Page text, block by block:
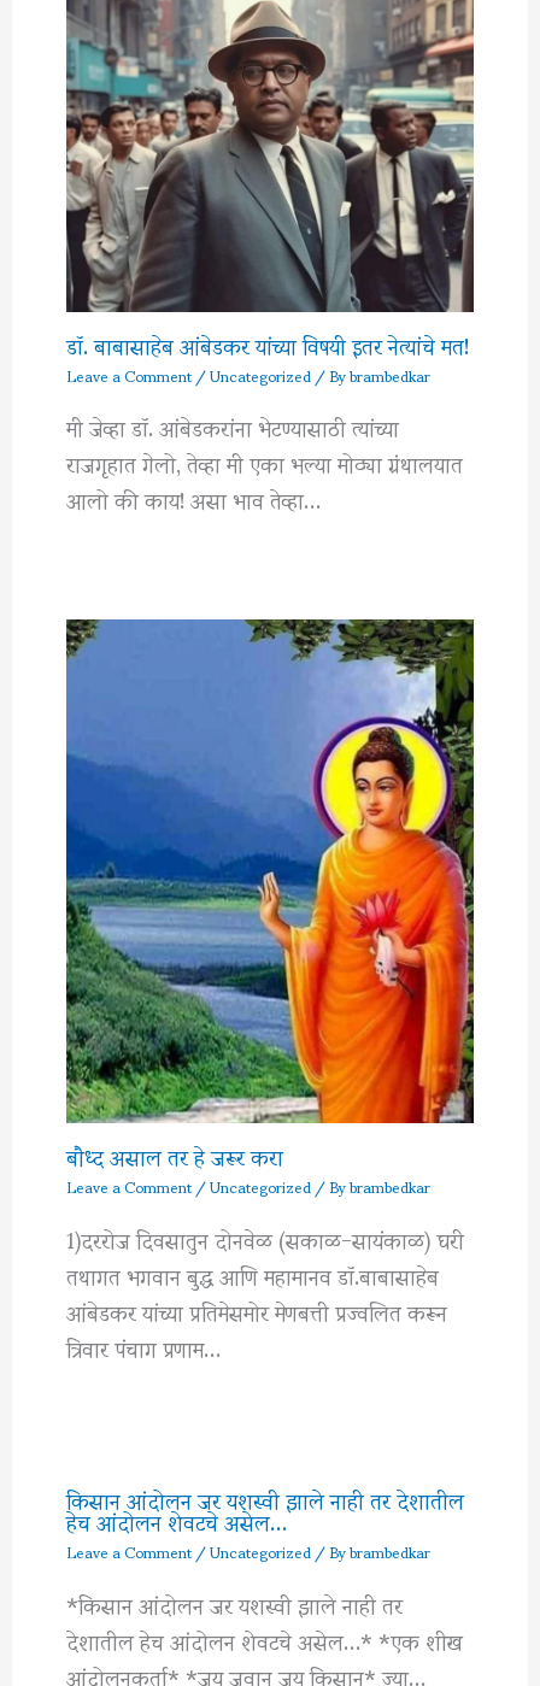
डॉ. बाबासाहेब आंबेडकर यांच्या विषयी इतर नेत्यांचे मत!
Leave a Comment/Uncategorized/ Bybrambedkar
मी जेव्हा डॉ. आंबेडकरांना भेटण्यासाठी त्यांच्या
राजगृहात गेलो, तेव्हा मी एका भल्या मोठ्या ग्रंथालयात
आलो की काय! असा भाव तेव्हा…
बौध्द असाल तर हे जरूर करा
Leave a Comment/Uncategorized/ Bybrambedkar
1)दररोज दिवसातुन दोनवेळ (सकाळ-सायंकाळ) घरी
तथागत भगवान बुद्ध आणि महामानव डॉ.बाबासाहेब
आंबेडकर यांच्या प्रतिमेसमोर मेणबत्ती प्रज्वलित करून
त्रिवार पंचाग प्रणाम…
किसान आंदोलन जर यशस्वी झाले नाही तर देशातील
हेच आंदोलन शेवटचे असेल…
Leave a Comment/Uncategorized/ Bybrambedkar
*किसान आंदोलन जर यशस्वी झाले नाही तर
देशातील हेच आंदोलन शेवटचे असेल…* *एक शीख